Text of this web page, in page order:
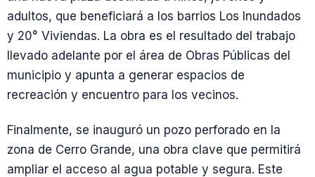
adultos, que beneficiará a los barrios Los Inundados
y 20° Viviendas. La obra es el resultado del trabajo
llevado adelante por el área de Obras Públicas del
municipio y apunta a generar espacios de
recreación y encuentro para los vecinos.
Finalmente, se inauguró un pozo perforado en la
zona de Cerro Grande, una obra clave que permitirá
ampliar el acceso al agua potable y segura. Este